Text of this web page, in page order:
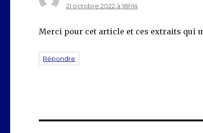
21 octobre 2022 à 18h14
Merci pour cet article et ces extraits qui
Répondre